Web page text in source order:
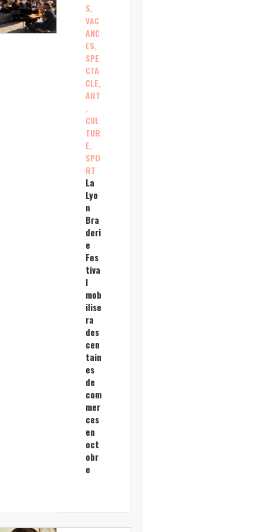
S,
VAC
ANC
ES,
SPE
CTA
CLE,
ART
,
CUL
TUR
E,
SPO
RT
La
Lyo
n
Bra
deri
e
Fes
tiva
l
mob
ilise
ra
des
cen
tain
es
de
com
mer
ces
en
oct
obr
e